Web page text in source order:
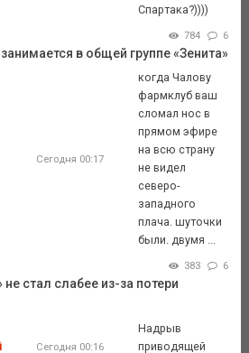
Спартака?))))
784 6
в общей группе «Зенита»
Сегодня 00:17
когда Чалову
фармклуб ваш
сломал нос в
прямом эфире
на всю страну
не видел
северо-
западного
плача. шуточки
были. двумя ...
383 6
стал слабее из-за потери
Сегодня 00:16
Надрыв
приводящей